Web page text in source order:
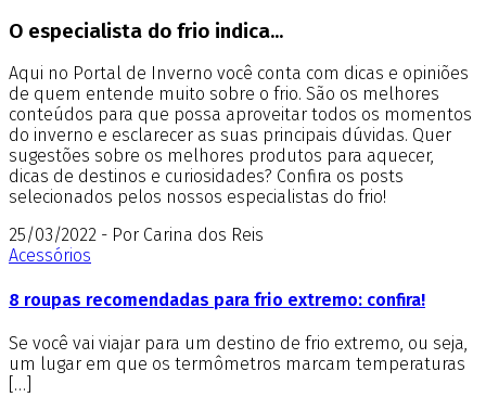
O especialista do frio indica...
Aqui no Portal de Inverno você conta com dicas e opiniões
de quem entende muito sobre o frio. São os melhores
conteúdos para que possa aproveitar todos os momentos
do inverno e esclarecer as suas principais dúvidas. Quer
sugestões sobre os melhores produtos para aquecer,
dicas de destinos e curiosidades? Confira os posts
selecionados pelos nossos especialistas do frio!
25/03/2022 - Por Carina dos Reis
Acessórios
8 roupas recomendadas para frio extremo: confira!
Se você vai viajar para um destino de frio extremo, ou seja,
um lugar em que os termômetros marcam temperaturas
[…]